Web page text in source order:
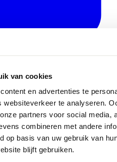
van cookies
en advertenties te
websiteverkeer te analyseren.
partners voor social media,
combineren met andere
op basis van uw gebruik van
blijft gebruiken.